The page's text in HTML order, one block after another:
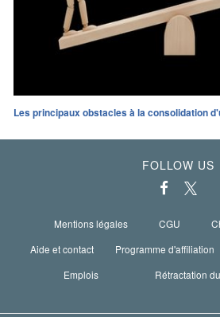
Les principaux obstacles à la consolidation
FOLLOW US
Mentions légales CGU
Aide et contact
Programme d'affiliation
Emplois
Rétractation